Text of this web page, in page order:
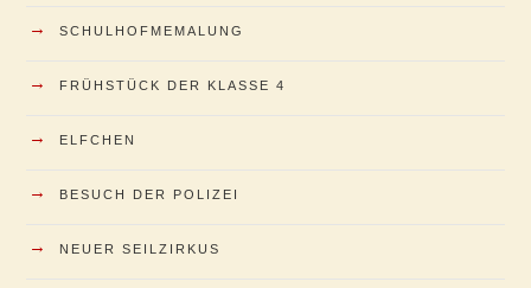
→ SCHULHOFMEMALUNG
→ FRÜHSTÜCK DER KLASSE 4
→ ELFCHEN
→ BESUCH DER POLIZEI
→ NEUER SEILZIRKUS